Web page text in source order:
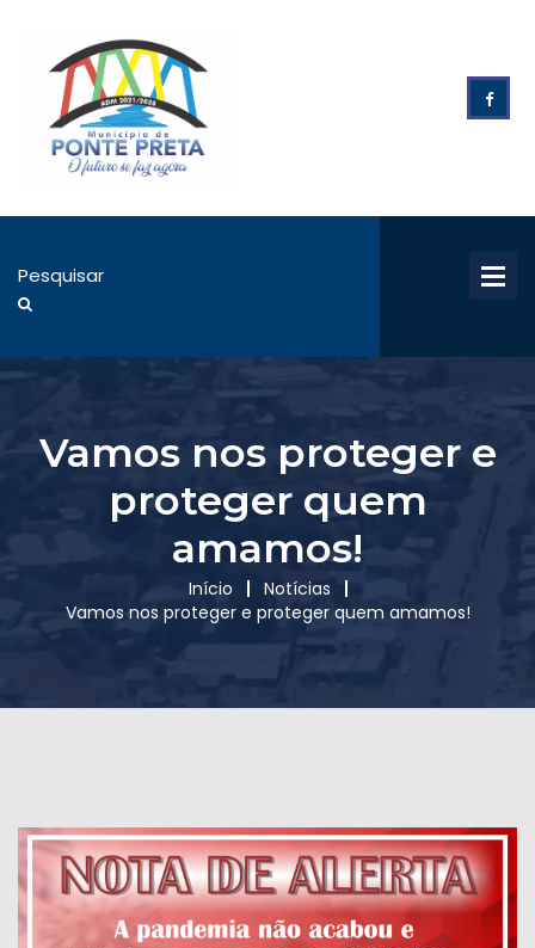
Vamos nos proteger e
proteger quem
amamos!
Início
Notícias
Vamos nos proteger e proteger quem amamos!